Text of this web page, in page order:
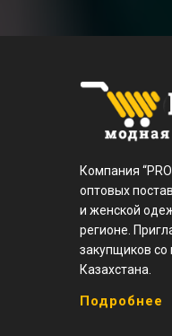
Компания
оптовых
и женской
регионе.
закупщиков со
Казахстана.
Подробнее